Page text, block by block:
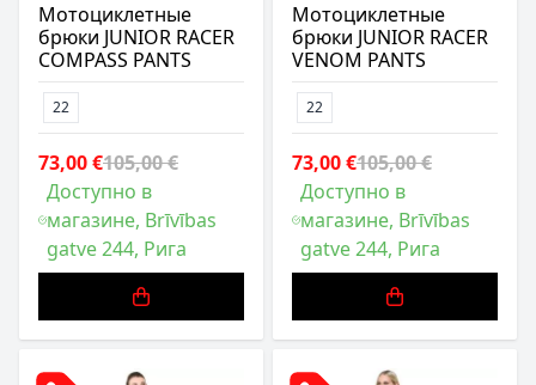
Мотоциклетные
брюки JUNIOR RACER
COMPASS PANTS
22
73,00 €105,00 €
Доступно в
магазине, Brīvības
gatve 244, Рига
Мотоциклетные
брюки JUNIOR RACER
VENOM PANTS
22
73,00 €105,00 €
Доступно в
магазине, Brīvības
gatve 244, Рига